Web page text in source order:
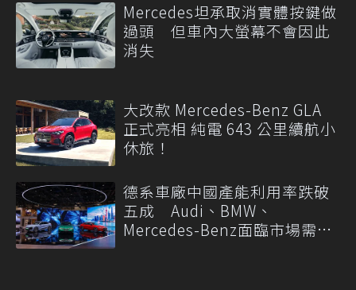
Mercedes坦承取消實體按鍵做
過頭 但車內大螢幕不會因此
消失
大改款 Mercedes-Benz GLA
正式亮相 純電 643 公里續航小
休旅！
德系車廠中國產能利用率跌破
五成 Audi、BMW、
Mercedes-Benz面臨市場需求